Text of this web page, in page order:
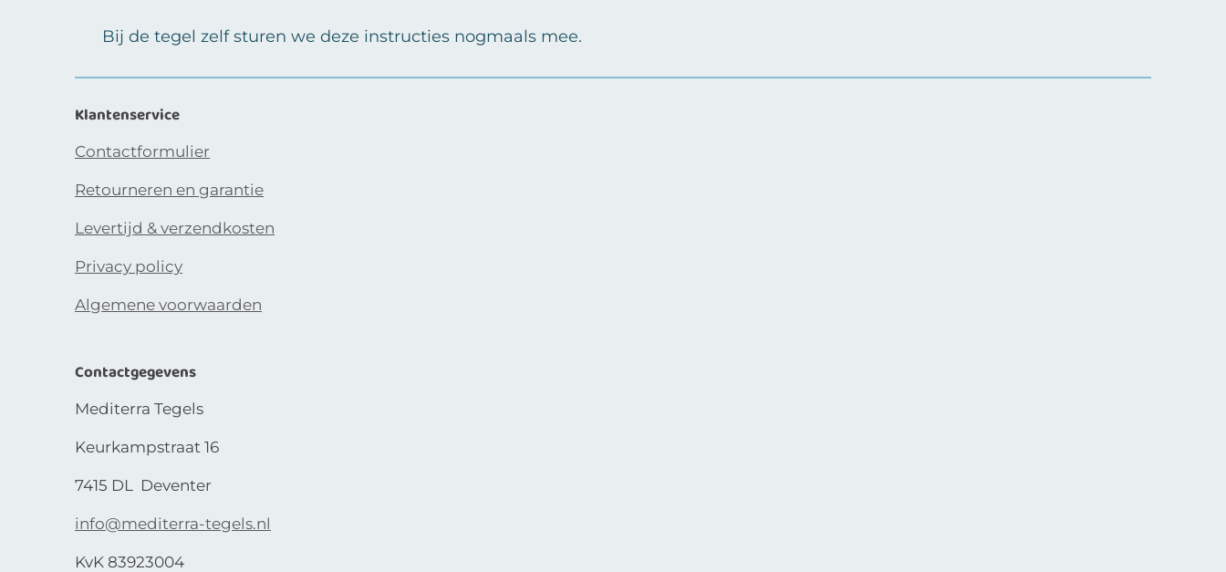
Bij de tegel zelf sturen we deze instructies nogmaals mee.
Klantenservice
Contactformulier
Retourneren en garantie
Levertijd & verzendkosten
Privacy policy
Algemene voorwaarden
Contactgegevens
Mediterra Tegels
Keurkampstraat 16
7415 DL Deventer
info@mediterra-tegels.nl
KvK 83923004